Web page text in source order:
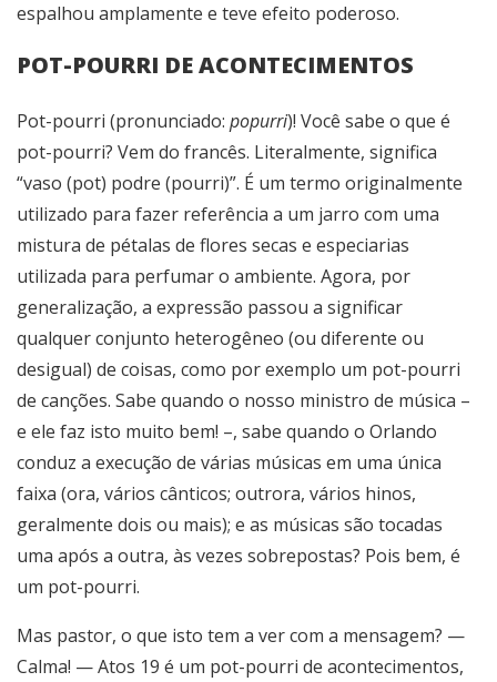
espalhou amplamente e teve efeito poderoso.
POT-POURRI DE ACONTECIMENTOS
Pot-pourri (pronunciado: popurri)! Você sabe o que é
pot-pourri? Vem do francês. Literalmente, significa
“vaso (pot) podre (pourri)”. É um termo originalmente
utilizado para fazer referência a um jarro com uma
mistura de pétalas de flores secas e especiarias
utilizada para perfumar o ambiente. Agora, por
generalização, a expressão passou a significar
qualquer conjunto heterogêneo (ou diferente ou
desigual) de coisas, como por exemplo um pot-pourri
de canções. Sabe quando o nosso ministro de música –
e ele faz isto muito bem! –, sabe quando o Orlando
conduz a execução de várias músicas em uma única
faixa (ora, vários cânticos; outrora, vários hinos,
geralmente dois ou mais); e as músicas são tocadas
uma após a outra, às vezes sobrepostas? Pois bem, é
um pot-pourri.
Mas pastor, o que isto tem a ver com a mensagem? —
Calma! — Atos 19 é um pot-pourri de acontecimentos,